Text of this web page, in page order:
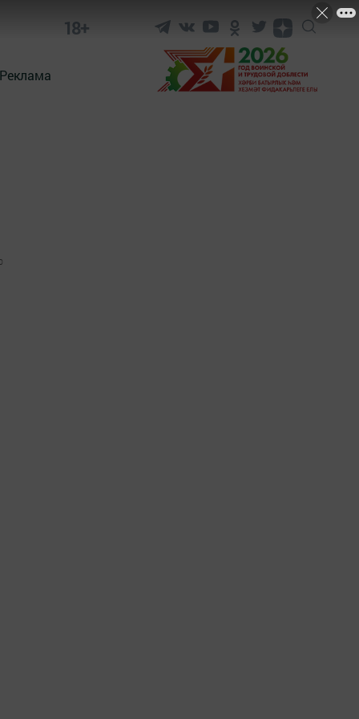
18+
Реклама